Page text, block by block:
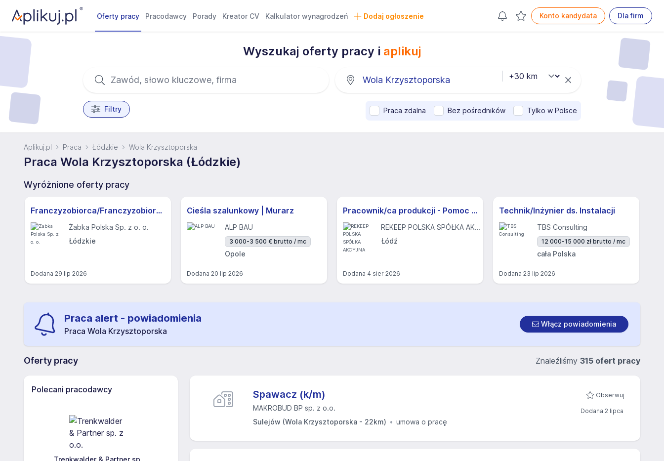
Oferty pracy Pracodawcy Porady Kreator CV Kalkulator wynagrodzeń Dodaj ogłoszenie Konto kandydata Dla firm
Wyszukaj oferty pracy i aplikuj
Filtry Praca zdalna Bez pośredników Tylko w Polsce
Aplikuj.pl Praca Łódzkie Wola Krzysztoporska
Praca Wola Krzysztoporska (Łódzkie)
Wyróżnione oferty pracy
Franczyzobiorca/Franczyzobiorczyni sklepu Żabka
Żabka Polska Sp. z o. o.
Łódzkie
Dodana 29 lip 2026
Cieśla szalunkowy | Murarz
ALP BAU
3 000-3 500 € brutto / mc
Opole
Dodana 20 lip 2026
Pracownik/ca produkcji - Pomoc Kuchenna
REKEEP POLSKA SPÓŁKA AKCYJNA
Łódź
Dodana 4 sier 2026
Technik/Inżynier ds. Instalacji
TBS Consulting
12 000-15 000 zł brutto / mc
cała Polska
Dodana 23 lip 2026
Praca alert - powiadomienia
Praca Wola Krzysztoporska
Włącz powiadomienia
Oferty pracy Znaleźliśmy 315 ofert pracy
Polecani pracodawcy
Trenkwalder & Partner sp....
Spawacz (k/m)
MAKROBUD BP sp. z o.o.
Sulejów (Wola Krzysztoporska - 22km)
umowa o pracę
Obserwuj
Dodana 2 lipca